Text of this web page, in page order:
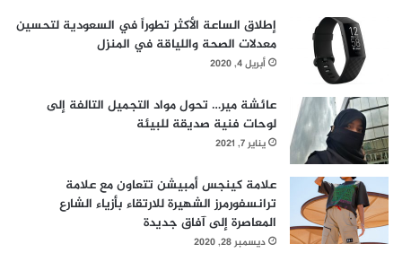
إطلاق الساعة الأكثر تطوراً في السعودية لتحسين
معدلات الصحة واللياقة في المنزل
أبريل 4, 2020
عائشة مير… تحول مواد التجميل التالفة إلى
لوحات فنية صديقة للبيئة
يناير 7, 2021
علامة كينجس أمبيشن تتعاون مع علامة
ترانسفورمرز الشهيرة للارتقاء بأزياء الشارع
المعاصرة إلى آفاق جديدة
ديسمبر 28, 2020